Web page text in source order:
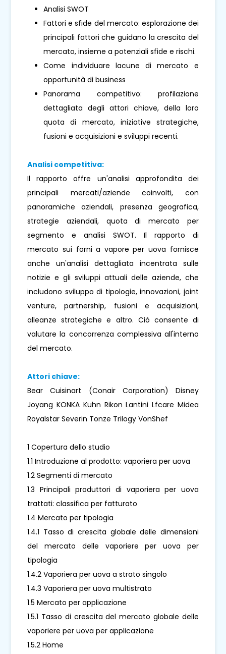
Analisi SWOT
Fattori e sfide del mercato: esplorazione dei
principali fattori che guidano la crescita del
mercato, insieme a potenziali sfide e rischi.
Come individuare lacune di mercato e
opportunità di business
Panorama competitivo: profilazione
dettagliata degli attori chiave, della loro
quota di mercato, iniziative strategiche,
fusioni e acquisizioni e sviluppi recenti.
Analisi competitiva:
Il rapporto offre un'analisi approfondita dei
principali mercati/aziende coinvolti, con
panoramiche aziendali, presenza geografica,
strategie aziendali, quota di mercato per
segmento e analisi SWOT. Il rapporto di
mercato sui forni a vapore per uova fornisce
anche un'analisi dettagliata incentrata sulle
notizie e gli sviluppi attuali delle aziende, che
includono sviluppo di tipologie, innovazioni, joint
venture, partnership, fusioni e acquisizioni,
alleanze strategiche e altro. Ciò consente di
valutare la concorrenza complessiva all'interno
del mercato.
Attori chiave:
Bear Cuisinart (Conair Corporation) Disney
Joyang KONKA Kuhn Rikon Lantini Lfcare Midea
Royalstar Severin Tonze Trilogy VonShef
1 Copertura dello studio
1.1 Introduzione al prodotto: vaporiera per uova
1.2 Segmenti di mercato
1.3 Principali produttori di vaporiera per uova
trattati: classifica per fatturato
1.4 Mercato per tipologia
1.4.1 Tasso di crescita globale delle dimensioni
del mercato delle vaporiere per uova per
tipologia
1.4.2 Vaporiera per uova a strato singolo
1.4.3 Vaporiera per uova multistrato
1.5 Mercato per applicazione
1.5.1 Tasso di crescita del mercato globale delle
vaporiere per uova per applicazione
1.5.2 Home